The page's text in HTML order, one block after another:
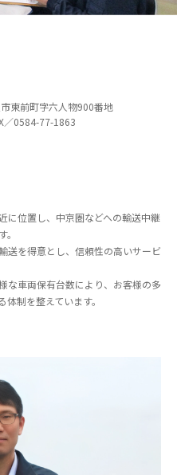
東前町字六人物900番地
0584-77-1863
に位置し、中京圏などへの輸送中継
送を得意とし、信頼性の高いサービ
な車両保有台数により、お客様の多
制を整えています。